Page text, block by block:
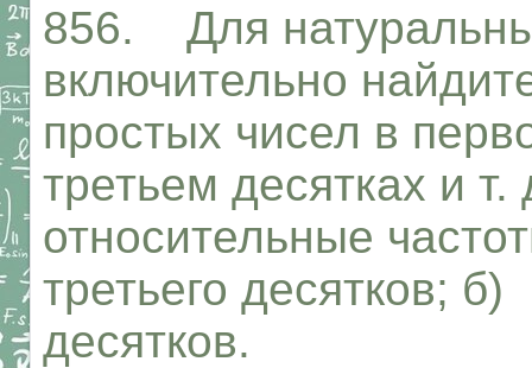
856. Для
включительно
простых чисел в
третьем десятках и
относительные
третьего десятков;
десятков.